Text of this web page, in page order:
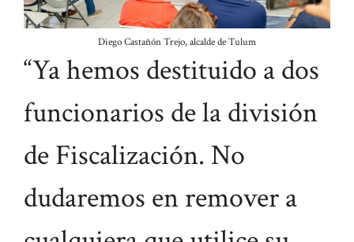
Diego Castañón Trejo, alcalde de Tulum
“Ya hemos destituido a dos
funcionarios de la división
de Fiscalización. No
dudaremos en remover a